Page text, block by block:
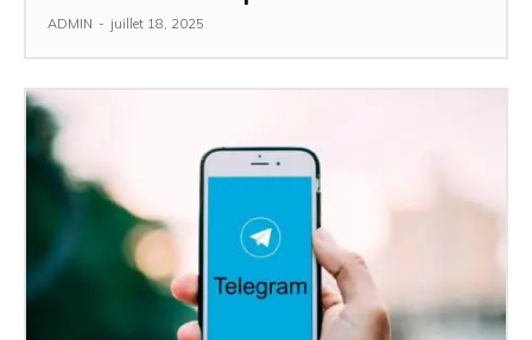
ADMIN - juillet 18, 2025